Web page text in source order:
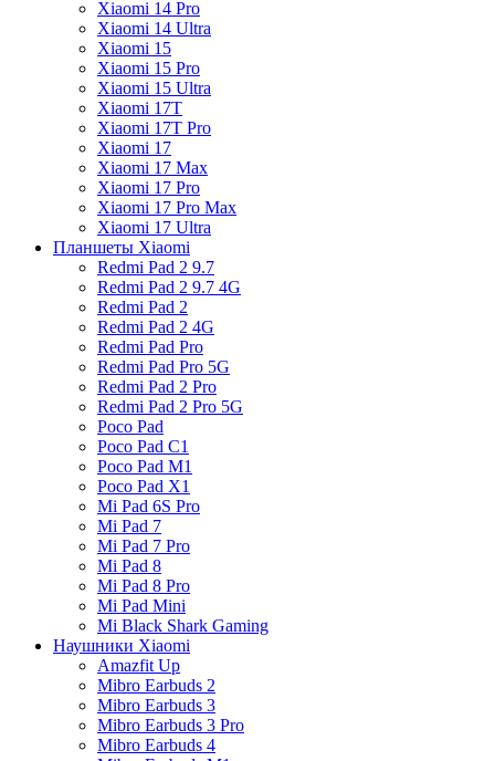
Xiaomi 14 Pro
Xiaomi 14 Ultra
Xiaomi 15
Xiaomi 15 Pro
Xiaomi 15 Ultra
Xiaomi 17T
Xiaomi 17T Pro
Xiaomi 17
Xiaomi 17 Max
Xiaomi 17 Pro
Xiaomi 17 Pro Max
Xiaomi 17 Ultra
Планшеты Xiaomi
Redmi Pad 2 9.7
Redmi Pad 2 9.7 4G
Redmi Pad 2
Redmi Pad 2 4G
Redmi Pad Pro
Redmi Pad Pro 5G
Redmi Pad 2 Pro
Redmi Pad 2 Pro 5G
Poco Pad
Poco Pad C1
Poco Pad M1
Poco Pad X1
Mi Pad 6S Pro
Mi Pad 7
Mi Pad 7 Pro
Mi Pad 8
Mi Pad 8 Pro
Mi Pad Mini
Mi Black Shark Gaming
Наушники Xiaomi
Amazfit Up
Mibro Earbuds 2
Mibro Earbuds 3
Mibro Earbuds 3 Pro
Mibro Earbuds 4